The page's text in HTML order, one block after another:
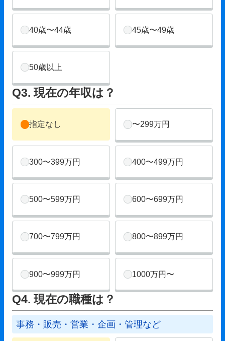
40歳〜44歳 45歳〜49歳
50歳以上
Q3. 現在の年収は？
指定なし 〜299万円
300〜399万円 400〜499万円
500〜599万円 600〜699万円
700〜799万円 800〜899万円
900〜999万円 1000万円〜
Q4. 現在の職種は？
事務・販売・営業・企画・管理など